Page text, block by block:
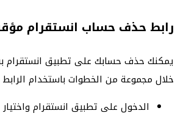
رابط حذف حساب انستقرام
يمكنك حذف حسابك على تطبيق
خلال مجموعة من الخطوات باستخدام
الدخول على تطبيق انستقرام